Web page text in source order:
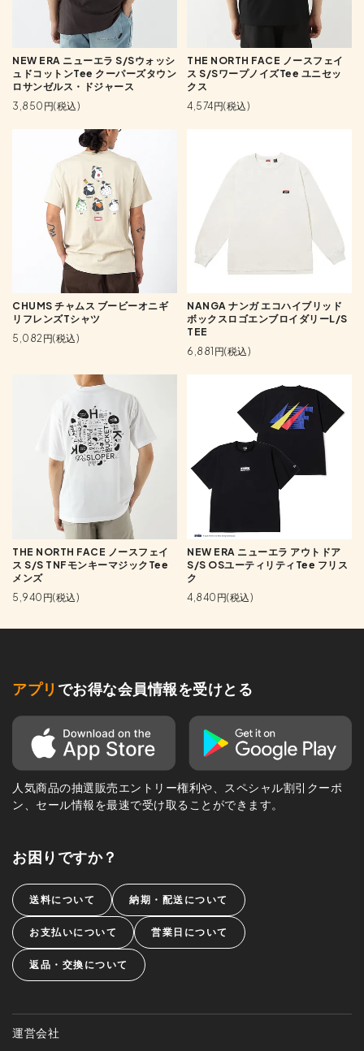
NEW ERA ニューエラ S/Sウォッシ
ュドコットンTee クーパーズタウン
ロサンゼルス・ドジャース
3,850円(税込)
THE NORTH FACE ノースフェイ
ス S/SワープノイズTee ユニセッ
クス
4,574円(税込)
CHUMS チャムス ブービーオニギ
リフレンズTシャツ
5,082円(税込)
NANGA ナンガ エコハイブリッド
ボックスロゴエンブロイダリーL/S
TEE
6,881円(税込)
THE NORTH FACE ノースフェイ
ス S/S TNFモンキーマジックTee
メンズ
5,940円(税込)
NEW ERA ニューエラ アウトドア
S/S OSユーティリティTee フリス
ク
4,840円(税込)
アプリ でお得な会員情報を受けとる
人気商品の抽選販売エントリー権利や、スペシャル割引クーポ
ン、セール情報を最速で受け取ることができます。
お困りですか？
送料について 納期・配送について
お支払いについて 営業日について
返品・交換について
運営会社